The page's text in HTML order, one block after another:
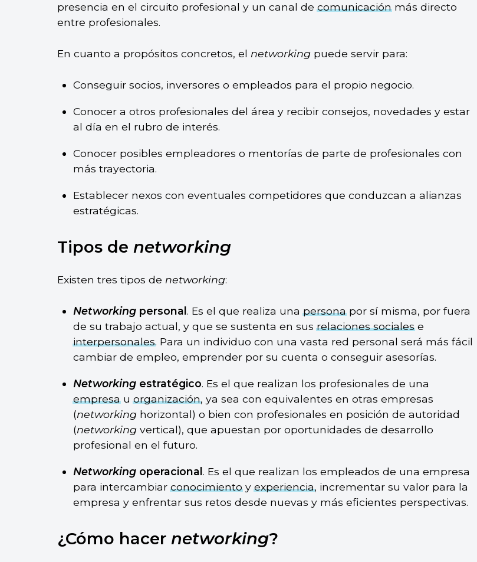
presencia en el circuito profesional y un canal decomunicaciónmás directo
entre profesionales.
En cuanto a propósitos concretos, el networkingpuede servir para:
Conseguir socios, inversores o empleados para el propio negocio.
Conocer a otros profesionales del área y recibir consejos, novedades y estar
al día en el rubro de interés.
Conocer posibles empleadores o mentorías de parte de profesionales con
más trayectoria.
Establecer nexos con eventuales competidores que conduzcan a alianzas
estratégicas.
Tipos de networking
Existen tres tipos de networking:
Networkingpersonal. Es el que realiza unapersonapor sí misma, por fuera
de su trabajo actual, y que se sustenta en susrelaciones socialese
interpersonales. Para un individuo con una vasta red personal será más fácil
cambiar de empleo, emprender por su cuenta o conseguir asesorías.
Networkingestratégico. Es el que realizan los profesionales de una
empresauorganización, ya sea con equivalentes en otras empresas
(networkinghorizontal) o bien con profesionales en posición de autoridad
(networkingvertical), que apuestan por oportunidades de desarrollo
profesional en el futuro.
Networkingoperacional . Es el que realizan los empleados de una empresa
para intercambiarconocimientoyexperiencia, incrementar su valor para la
empresa y enfrentar sus retos desde nuevas y más eficientes perspectivas.
¿Cómo hacer networking?